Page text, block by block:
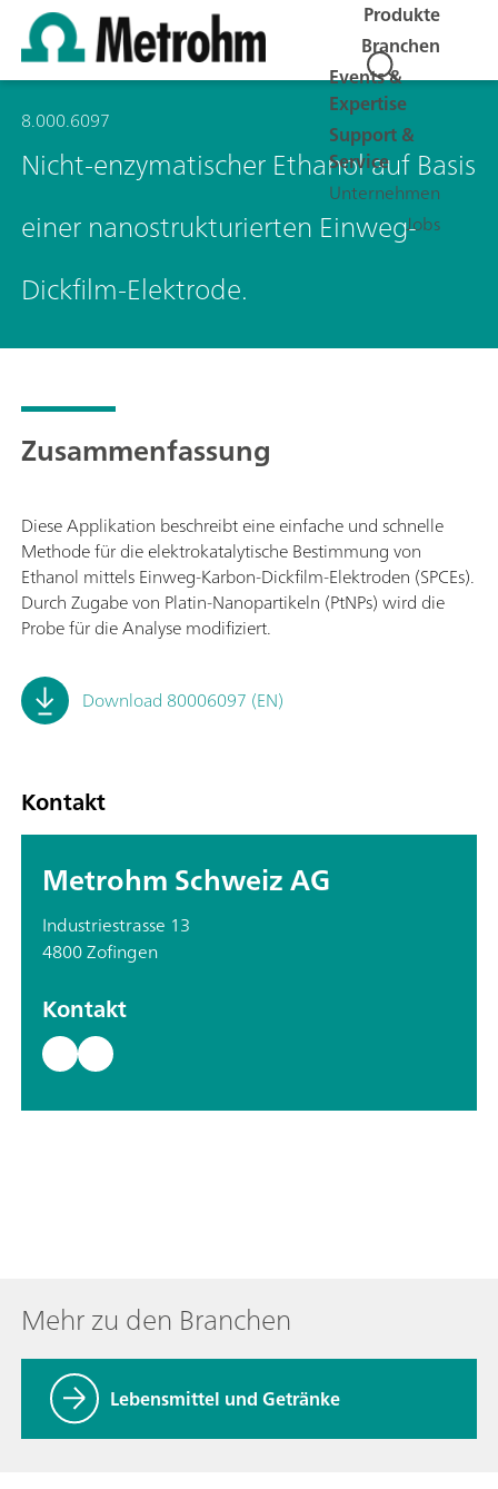
Produkte
Branchen
Events &
Expertise
Support &
Service
Unternehmen
Jobs
8.000.6097
Nicht-enzymatischer Ethanol auf Basis
einer nanostrukturierten Einweg-
Dickfilm-Elektrode.
Zusammenfassung
Diese Applikation beschreibt eine einfache und schnelle
Methode für die elektrokatalytische Bestimmung von
Ethanol mittels Einweg-Karbon-Dickfilm-Elektroden (SPCEs).
Durch Zugabe von Platin-Nanopartikeln (PtNPs) wird die
Probe für die Analyse modifiziert.
Download 80006097 (EN)
Kontakt
Metrohm Schweiz AG
Industriestrasse 13
4800 Zofingen
Kontakt
Mehr zu den Branchen
Lebensmittel und Getränke